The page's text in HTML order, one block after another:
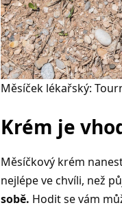
Měsíček lékařský:
Krém je
Měsíčkový krém
nejlépe ve chvíli, než
sobě. Hodit se vám